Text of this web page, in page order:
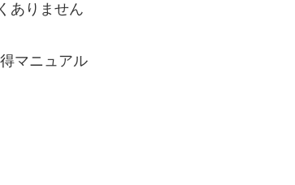
ありません
マニュアル